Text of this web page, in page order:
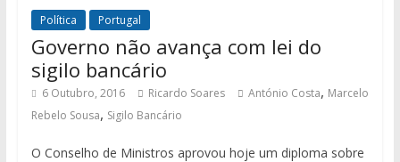
Política Portugal
Governo não avança com lei do
sigilo bancário
6 Outubro, 2016 Ricardo Soares António Costa, Marcelo
Rebelo Sousa, Sigilo Bancário
O Conselho de Ministros aprovou hoje um diploma sobre